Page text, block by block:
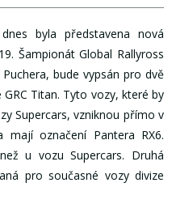
byla představena nová
Šampionát Global Rallyross
bude vypsán pro dvě
Titan. Tyto vozy, které by
Supercars, vzniknou přímo v
mají označení Pantera RX6.
u vozu Supercars. Druhá
pro současné vozy divize